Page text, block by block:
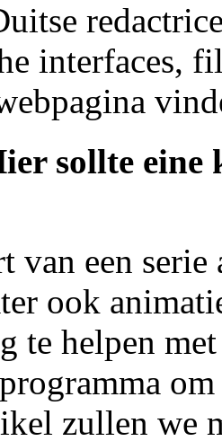
interfaces,
sollte eine
van een
ook
te helpen
zullen we